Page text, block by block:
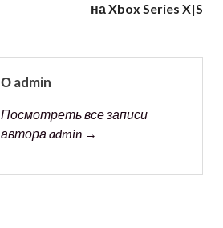
на Xbox Series X|S
О admin
Посмотреть все записи
автора admin →